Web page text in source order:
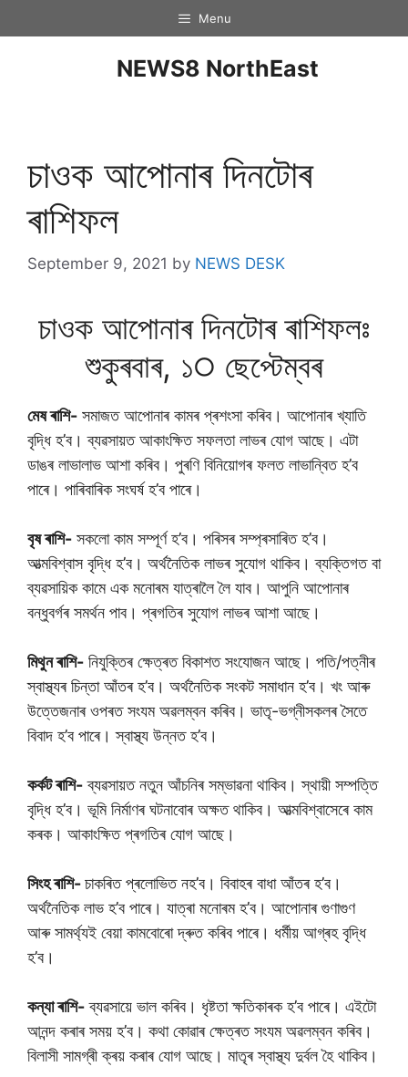
Menu
NEWS8 NorthEast
চাওক আপোনাৰ দিনটােৰ
ৰাশিফল
September 9, 2021 by NEWS DESK
চাওক আপােনাৰ দিনটােৰ ৰাশিফলঃ
শুকুৰবাৰ, ১੦ ছেপ্টেম্বৰ
মেষ ৰাশি- সমাজত আপোনাৰ কামৰ প্ৰশংসা কৰিব। আপোনাৰ খ্যাতি
বৃদ্ধি হ’ব। ব্যৱসায়ত আকাংক্ষিত সফলতা লাভৰ যোগ আছে। এটা
ডাঙৰ লাভালাভ আশা কৰিব। পুৰণি বিনিয়োগৰ ফলত লাভান্বিত হ’ব
পাৰে। পাৰিবাৰিক সংঘৰ্ষ হ’ব পাৰে।
বৃষ ৰাশি- সকলো কাম সম্পূৰ্ণ হ’ব। পৰিসৰ সম্প্ৰসাৰিত হ’ব।
আত্মবিশ্বাস বৃদ্ধি হ’ব। অৰ্থনৈতিক লাভৰ সুযোগ থাকিব। ব্যক্তিগত বা
ব্যৱসায়িক কামে এক মনোৰম যাত্ৰালৈ লৈ যাব। আপুনি আপোনাৰ
বন্ধুবৰ্গৰ সমৰ্থন পাব। প্ৰগতিৰ সুযোগ লাভৰ আশা আছে।
মিথুন ৰাশি- নিযুক্তিৰ ক্ষেত্ৰত বিকাশত সংযোজন আছে। পতি/পত্নীৰ
স্বাস্থ্যৰ চিন্তা আঁতৰ হ’ব। অৰ্থনৈতিক সংকট সমাধান হ’ব। খং আৰু
উত্তেজনাৰ ওপৰত সংযম অৱলম্বন কৰিব। ভাতৃ-ভগ্নীসকলৰ সৈতে
বিবাদ হ’ব পাৰে। স্বাস্থ্য উন্নত হ’ব।
কৰ্কট ৰাশি-ব্যৱসায়ত নতুন আঁচনিৰ সম্ভাৱনা থাকিব। স্থায়ী সম্পত্তি
বৃদ্ধি হ’ব। ভূমি নিৰ্মাণৰ ঘটনাবোৰ অক্ষত থাকিব। আত্মবিশ্বাসেৰে কাম
কৰক। আকাংক্ষিত প্ৰগতিৰ যোগ আছে।
সিংহ ৰাশি-চাকৰিত প্ৰলোভিত নহ’ব। বিবাহৰ বাধা আঁতৰ হ’ব।
অৰ্থনৈতিক লাভ হ’ব পাৰে। যাত্ৰা মনোৰম হ’ব। আপোনাৰ গুণাগুণ
আৰু সামৰ্থ্যই বেয়া কামবোৰো দ্ৰুত কৰিব পাৰে। ধৰ্মীয় আগ্ৰহ বৃদ্ধি
হ’ব।
কন্যা ৰাশি-ব্যৱসায়ে ভাল কৰিব। ধৃষ্টতা ক্ষতিকাৰক হ’ব পাৰে। এইটো
আনন্দ কৰাৰ সময় হ’ব। কথা কোৱাৰ ক্ষেত্ৰত সংযম অৱলম্বন কৰিব।
বিলাসী সামগ্ৰী ক্ৰয় কৰাৰ যোগ আছে। মাতৃৰ স্বাস্থ্য দুৰ্বল হৈ থাকিব।